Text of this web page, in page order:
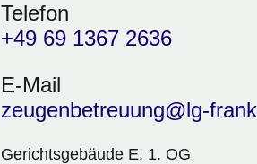
Telefon
+49 69 1367 2636
E-Mail
zeugenbetreuung@lg-
Gerichtsgebäude E, 1. OG